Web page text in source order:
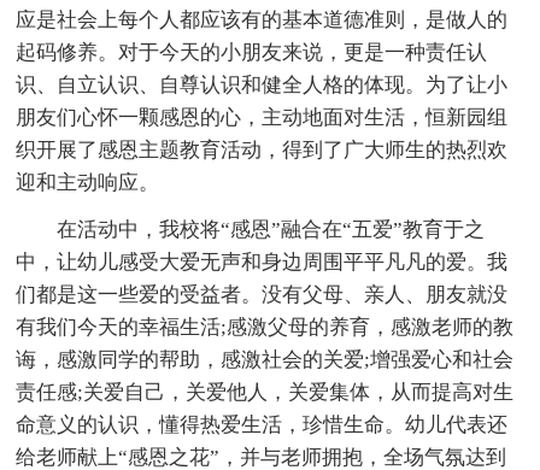
应是社会上每个人都应该有的基本道德准则，是做人的
起码修养。对于今天的小朋友来说，更是一种责任认
识、自立认识、自尊认识和健全人格的体现。为了让小
朋友们心怀一颗感恩的心，主动地面对生活，恒新园组
织开展了感恩主题教育活动，得到了广大师生的热烈欢
迎和主动响应。
在活动中，我校将“感恩”融合在“五爱”教育于之
中，让幼儿感受大爱无声和身边周围平平凡凡的爱。我
们都是这一些爱的受益者。没有父母、亲人、朋友就没
有我们今天的幸福生活;感激父母的养育，感激老师的教
诲，感激同学的帮助，感激社会的关爱;增强爱心和社会
责任感;关爱自己，关爱他人，关爱集体，从而提高对生
命意义的认识，懂得热爱生活，珍惜生命。幼儿代表还
给老师献上“感恩之花”，并与老师拥抱，全场气氛达到